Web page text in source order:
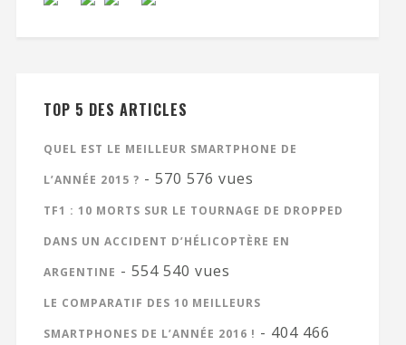
TOP 5 DES ARTICLES
QUEL EST LE MEILLEUR SMARTPHONE DE
L’ANNÉE 2015 ? - 570 576 vues
TF1 : 10 MORTS SUR LE TOURNAGE DE DROPPED
DANS UN ACCIDENT D’HÉLICOPTÈRE EN
ARGENTINE - 554 540 vues
LE COMPARATIF DES 10 MEILLEURS
SMARTPHONES DE L’ANNÉE 2016 ! - 404 466